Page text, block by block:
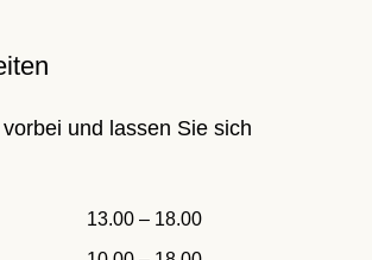
und lassen Sie sich
13.00 – 18.00